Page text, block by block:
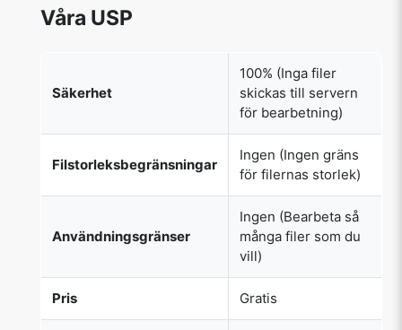
Våra USP
Säkerhet
100% (Inga filer
skickas till servern
för bearbetning)
Filstorleksbegränsningar
Ingen (Ingen gräns
för filernas storlek)
Användningsgränser
Ingen (Bearbeta så
många filer som du
vill)
Pris Gratis